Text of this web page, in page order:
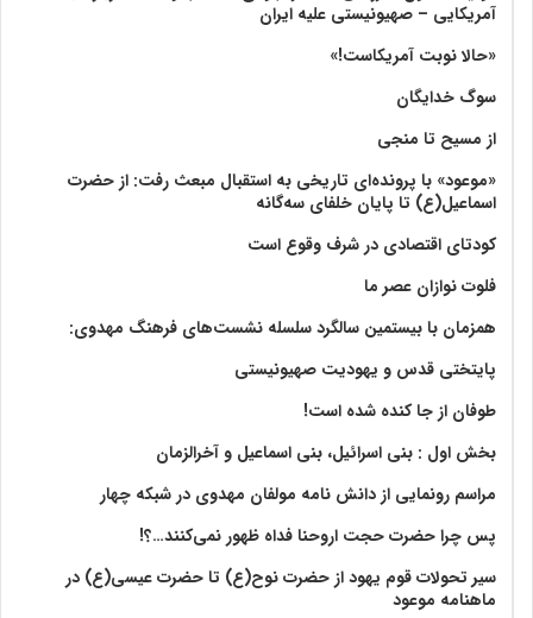
آمریکایی – صهیونیستی علیه ایران
«حالا نوبت آمریکاست!»
سوگ خدایگان
از مسیح تا منجی
«موعود» با پرونده‌ای تاریخی به استقبال مبعث رفت: از حضرت
اسماعیل(ع) تا پایان خلفای سه‌گانه
کودتای اقتصادی در شرف وقوع است
فلوت نوازان عصر ما
همزمان با بیستمین سالگرد سلسله نشست‌های فرهنگ مهدوی:‌
پایتختی قدس و یهودیت صهیونیستی
طوفان از جا کنده شده است!
بخش اول : بنی اسرائیل، بنی اسماعیل و آخرالزمان
مراسم رونمایی از دانش نامه مولفان مهدوی در شبکه چهار
پس چرا حضرت حجت اروحنا فداه ظهور نمی‌کنند…؟!
سیر تحولات قوم یهود از حضرت نوح(ع) تا حضرت عیسی(ع) در
ماهنامه موعود